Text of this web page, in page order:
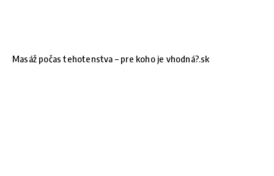
Masáž počas tehotenstva – pre koho je vhodná?.sk